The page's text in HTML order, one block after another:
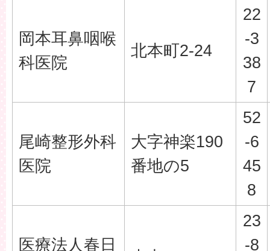
岡本耳鼻咽喉
科医院
北本町2-24
22
-3
38
7
尾崎整形外科
医院
大字神楽190
番地の5
52
-6
45
8
医療法人春日
23
-8